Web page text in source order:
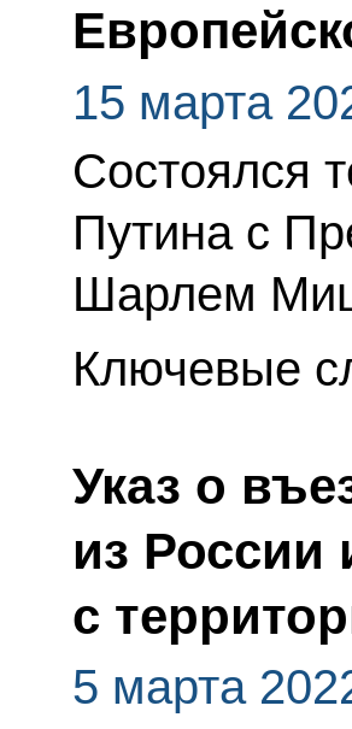
15 марта
Состоялся
Путина с
Шарлем
Ключевые
Указ о
из России
с
5 марта